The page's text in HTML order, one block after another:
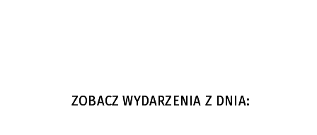
ZOBACZ WYDARZENIA Z DNIA: